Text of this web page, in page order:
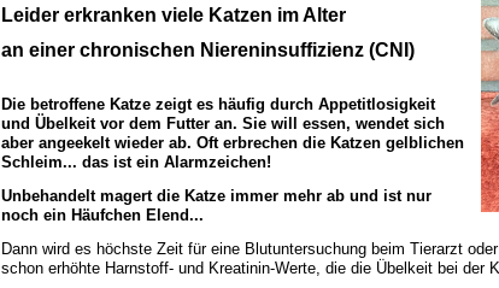
Leider erkranken viele Katzen im Alter
an einer chronischen Niereninsuffizienz (CNI)
Die betroffene Katze zeigt es häufig durch Appetitlosigkeit
und Übelkeit vor dem Futter an. Sie will essen, wendet sich
aber angeekelt wieder ab. Oft erbrechen die Katzen gelblichen
Schleim... das ist ein Alarmzeichen!
Unbehandelt magert die Katze immer mehr ab und ist nur
noch ein Häufchen Elend...
Dann wird es höchste Zeit für eine Blutuntersuchung beim Tierarzt
schon erhöhte Harnstoff- und Kreatinin-Werte, die die Übelkeit bei der